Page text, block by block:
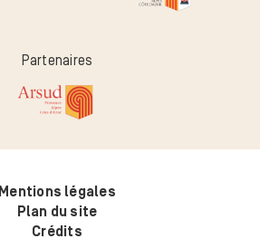
Partenaires
Mentions légales
Plan du site
Crédits